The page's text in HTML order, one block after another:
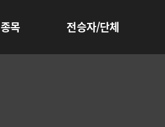
종목 전승자/단체